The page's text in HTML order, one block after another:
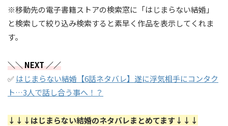
※移動先の電子書籍ストアの検索窓に「はじまらない結婚」
と検索して絞り込み検索すると素早く作品を表示してくれま
す。
＼＼ NEXT ／／
✅ はじまらない結婚【6話ネタバレ】遂に浮気相手にコンタク
ト…3人で話し合う事へ！？
↓↓↓はじまらない結婚のネタバレまとめてます↓↓↓